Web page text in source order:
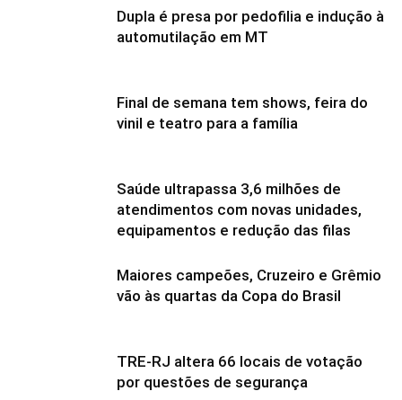
Dupla é presa por pedofilia e indução à
automutilação em MT
Final de semana tem shows, feira do
vinil e teatro para a família
Saúde ultrapassa 3,6 milhões de
atendimentos com novas unidades,
equipamentos e redução das filas
Maiores campeões, Cruzeiro e Grêmio
vão às quartas da Copa do Brasil
TRE-RJ altera 66 locais de votação
por questões de segurança